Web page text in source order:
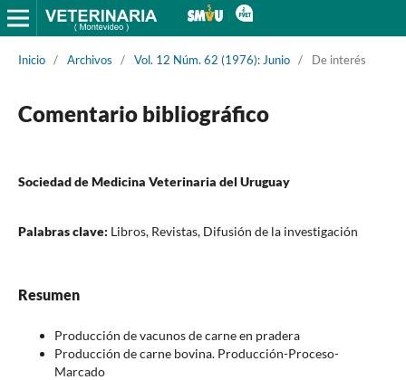
Inicio / Archivos / Vol. 12 Núm. 62 (1976): Junio / De interés
Comentario bibliográfico
Sociedad de Medicina Veterinaria del Uruguay
Palabras clave: Libros, Revistas, Difusión de la investigación
Resumen
Producción de vacunos de carne en pradera
Producción de carne bovina. Producción-Proceso-
Marcado